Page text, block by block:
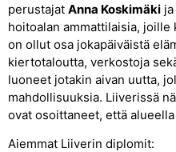
perustajat Anna Koskimäki ja
hoitoalan ammattilaisia,
on ollut osa jokapäiväistä
kiertotaloutta, verkostoja
luoneet jotakin aivan uutta,
mahdollisuuksia. Liiverissä
ovat osoittaneet, että
Aiemmat Liiverin diplomit: